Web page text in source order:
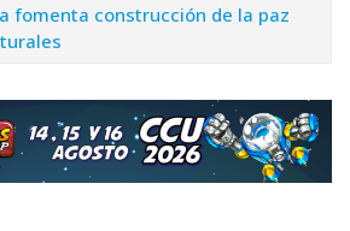
fomenta construcción de la paz